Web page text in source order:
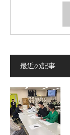
最近の記事